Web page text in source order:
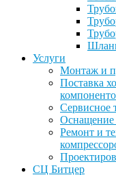
Услуги
Монтаж и
Поставка
Сервисное
Оснащение
Ремонт и
СЦ Битцер